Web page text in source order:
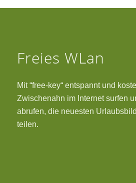
Freies WLan
Mit “free-key“ entspannt und
Zwischenahn im Internet surfen
abrufen, die neuesten
teilen.